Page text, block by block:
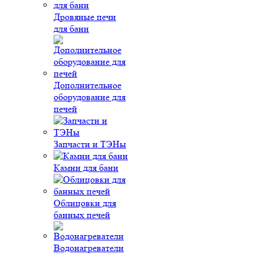
Дровяные печи
для бани
Дополнительное
оборудование для
печей
Запчасти и ТЭНы
Камни для бани
Облицовки для
банных печей
Водонагреватели